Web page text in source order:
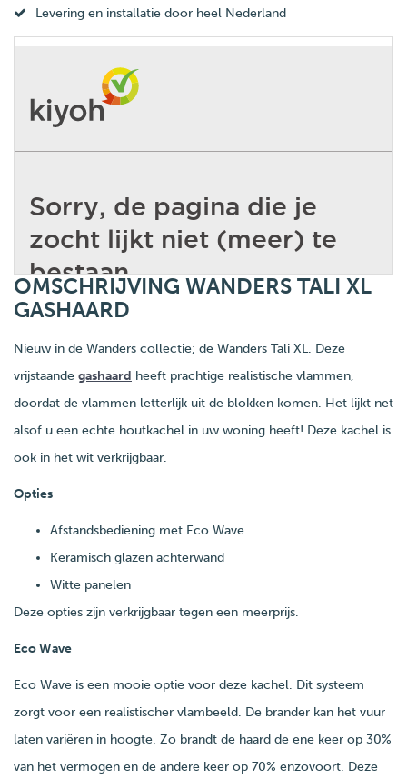
Levering en installatie door heel Nederland
OMSCHRIJVING WANDERS TALI XL
GASHAARD
Nieuw in de Wanders collectie; de Wanders Tali XL. Deze
vrijstaande gashaard heeft prachtige realistische vlammen,
doordat de vlammen letterlijk uit de blokken komen. Het lijkt net
alsof u een echte houtkachel in uw woning heeft! Deze kachel is
ook in het wit verkrijgbaar.
Opties
Afstandsbediening met Eco Wave
Keramisch glazen achterwand
Witte panelen
Deze opties zijn verkrijgbaar tegen een meerprijs.
Eco Wave
Eco Wave is een mooie optie voor deze kachel. Dit systeem
zorgt voor een realistischer vlambeeld. De brander kan het vuur
laten variëren in hoogte. Zo brandt de haard de ene keer op 30%
van het vermogen en de andere keer op 70% enzovoort. Deze